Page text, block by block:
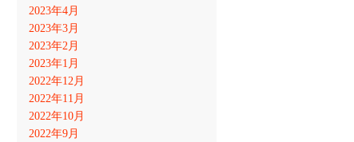
2023年4月
2023年3月
2023年2月
2023年1月
2022年12月
2022年11月
2022年10月
2022年9月